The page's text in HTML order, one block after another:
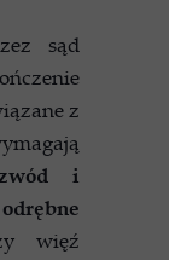
sąd
z
i
więź